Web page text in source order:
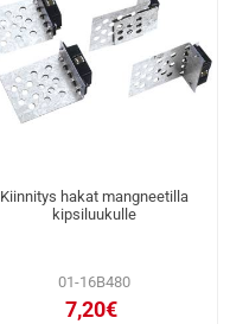
Kiinnitys hakat mangneetilla
kipsiluukulle
01-16B480
7,20€